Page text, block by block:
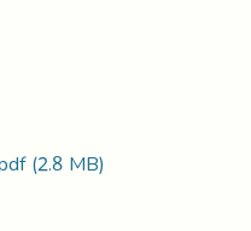
(2.8 MB)